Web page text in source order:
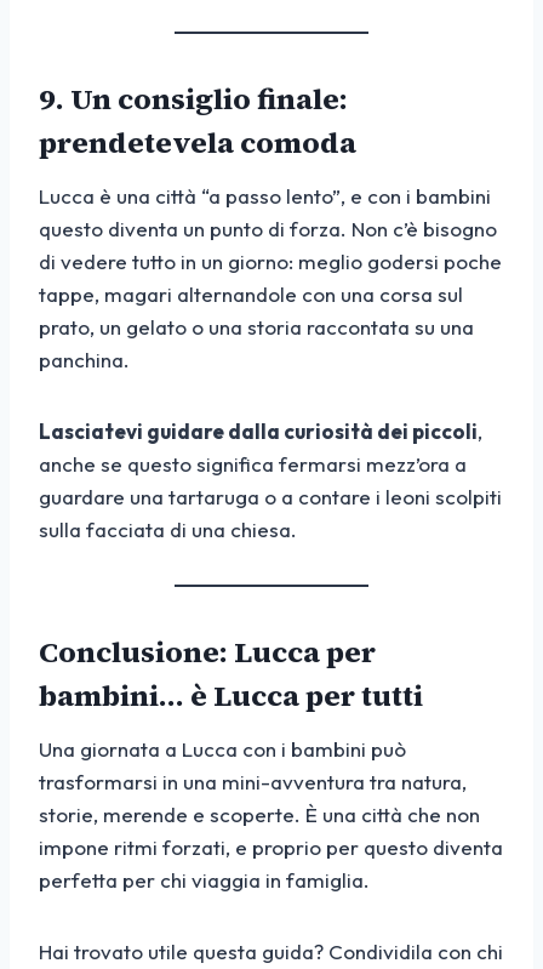
9. Un consiglio finale:
prendetevela comoda
Lucca è una città “a passo lento”, e con i bambini
questo diventa un punto di forza. Non c’è bisogno
di vedere tutto in un giorno: meglio godersi poche
tappe, magari alternandole con una corsa sul
prato, un gelato o una storia raccontata su una
panchina.
Lasciatevi guidare dalla curiosità dei piccoli,
anche se questo significa fermarsi mezz’ora a
guardare una tartaruga o a contare i leoni scolpiti
sulla facciata di una chiesa.
Conclusione: Lucca per
bambini… è Lucca per tutti
Una giornata a Lucca con i bambini può
trasformarsi in una mini-avventura tra natura,
storie, merende e scoperte. È una città che non
impone ritmi forzati, e proprio per questo diventa
perfetta per chi viaggia in famiglia.
Hai trovato utile questa guida? Condividila con chi